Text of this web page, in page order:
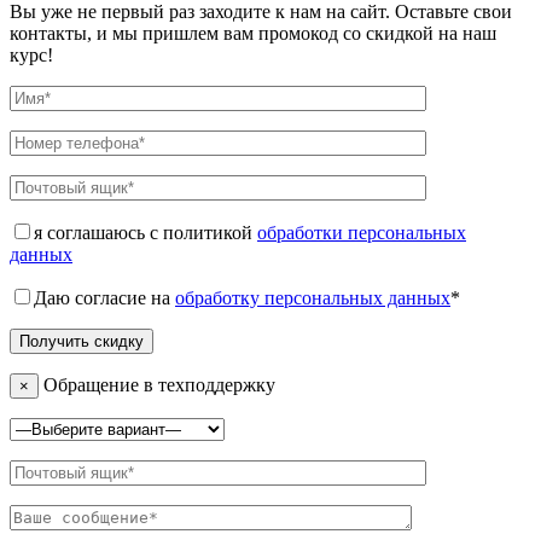
Вы уже не первый раз заходите к нам на сайт. Оставьте свои
контакты, и мы пришлем вам промокод со скидкой на наш
курс!
я соглашаюсь с политикой обработки персональных
данных
Даю согласие на обработку персональных данных*
× Обращение в техподдержку